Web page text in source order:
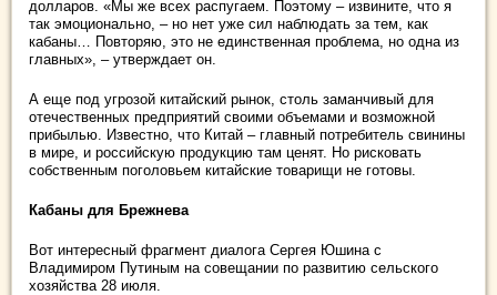
долларов. «Мы же всех распугаем. Поэтому – извините, что я
так эмоционально, – но нет уже сил наблюдать за тем, как
кабаны… Повторяю, это не единственная проблема, но одна из
главных», – утверждает он.
А еще под угрозой китайский рынок, столь заманчивый для
отечественных предприятий своими объемами и возможной
прибылью. Известно, что Китай – главный потребитель свинины
в мире, и российскую продукцию там ценят. Но рисковать
собственным поголовьем китайские товарищи не готовы.
Кабаны для Брежнева
Вот интересный фрагмент диалога Сергея Юшина с
Владимиром Путиным на совещании по развитию сельского
хозяйства 28 июля.